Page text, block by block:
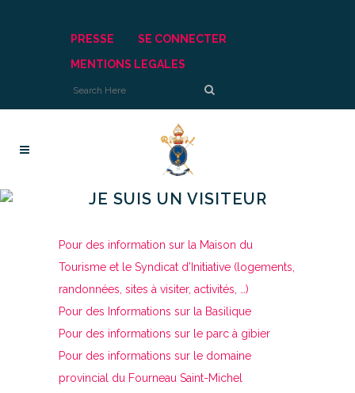
PRESSE
SE CONNECTER
MENTIONS LEGALES
JE SUIS UN VISITEUR
Pour des information sur la Maison du
Tourisme et le Syndicat d’Initiative (logements,
randonnées, sites à visiter, activités, …)
Pour des Informations sur la Basilique
Pour des informations sur le parc à gibier
Pour des informations sur le domaine
provincial du Fourneau Saint-Michel